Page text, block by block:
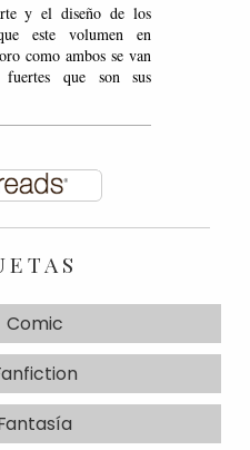
y el diseño de los
este volumen en
como ambos se van
que son sus
Comic